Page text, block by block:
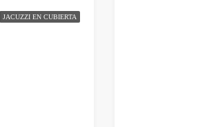
JACUZZI EN CUBIERTA